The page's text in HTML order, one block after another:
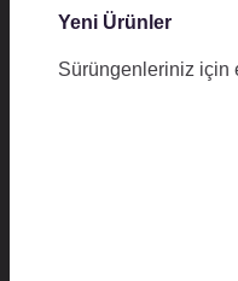
Yeni Ürünler
Sürüngenleriniz için